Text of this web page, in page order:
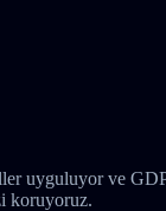
uyguluyor ve
koruyoruz.